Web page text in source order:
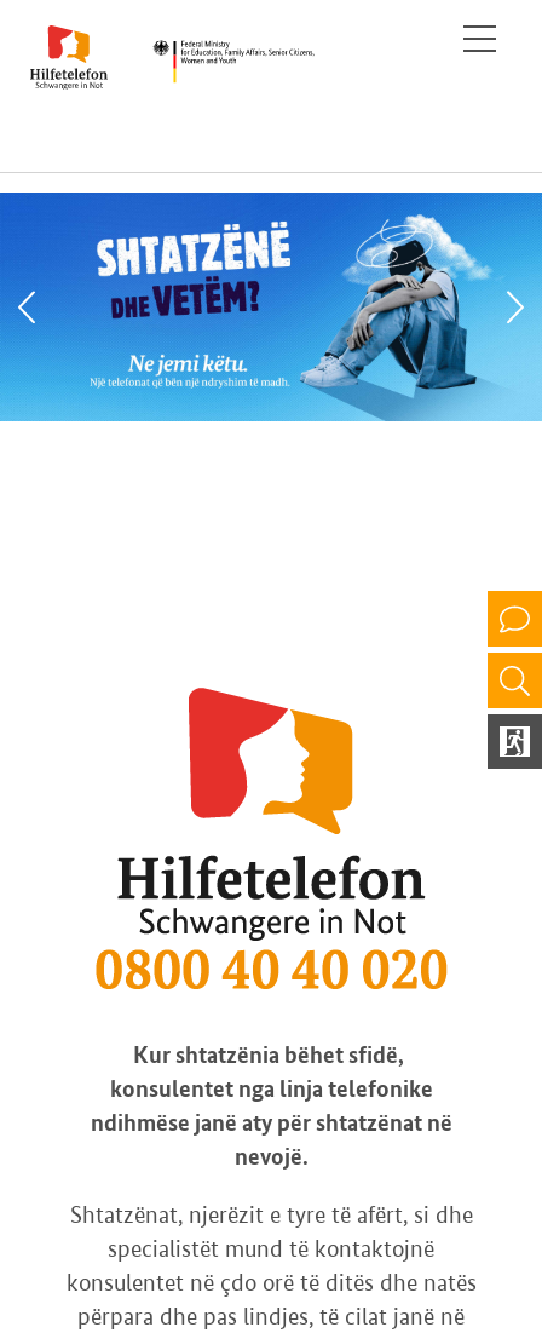
Kur shtatzënia bëhet sfidë,
konsulentet nga linja telefonike
ndihmëse janë aty për shtatzënat në
nevojë.
Shtatzënat, njerëzit e tyre të afërt, si dhe
specialistët mund të kontaktojnë
konsulentet në çdo orë të ditës dhe natës
përpara dhe pas lindjes, të cilat janë në